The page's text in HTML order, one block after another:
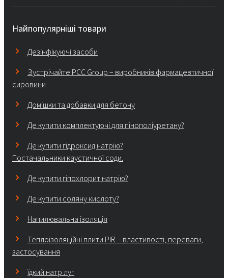
Найпопулярніші товари
Дезінфікуючі засоби
Зустрічайте PCC Group – виробників фармацевтичної
сировини
Домішки та добавки для бетону
Де купити комплектуючі для пінополіуретану?
Де купити гідроксид натрію?
Постачальники каустичної соди.
Де купити гіпохлорит натрію?
Де купити соляну кислоту?
Напилювальна ізоляція
Теплоізоляційні плити PIR – властивості, переваги,
застосування
їдкий натр луг